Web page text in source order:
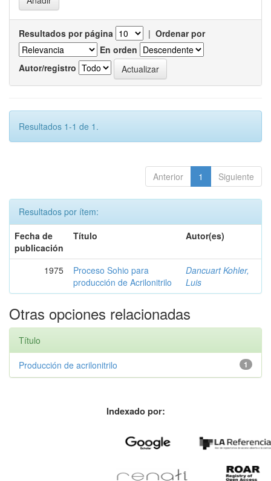
Resultados por página | Ordenar por
En orden
Autor/registro
Resultados 1-1 de 1.
Anterior 1 Siguiente
Resultados por ítem:
Fecha de
publicación
Título Autor(es)
1975
Proceso Sohio para
producción de Acrilonitrilo
Dancuart Kohler,
Luis
Otras opciones relacionadas
Título
1
Producción de acrilonitrilo
Indexado por: